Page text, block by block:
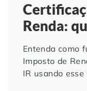
Renda:
Entenda como
Imposto de
IR usando esse